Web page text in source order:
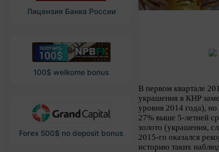
Лицензия Банка России
100$ welkome bonus
Forex 500$ no deposit bonus
В первом квартале
украшения в КНР
уровня 2014 года), но
27% выше 5-летней
золото (украшения,
2015-го оказался
историю таких